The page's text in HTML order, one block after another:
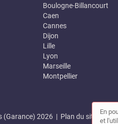
Boulogne-Billancourt
Caen
Cannes
Dijon
Lille
Lyon
Marseille
Montpellier
(Garance) 2026 | Plan du site |
En
et